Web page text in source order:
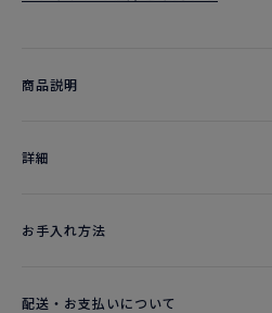
商品説明
詳細​
お手入れ方法
配送・お支払いについて